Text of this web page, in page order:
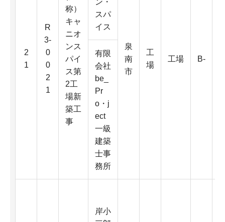
2
1
R
3-
0
0
2
1
称）
キャ
ニオ
ンス
パイ
ス第
2工
場新
築工
事
スパ
イス
泉
南
市
工
場
工場 B-
有限
会社
be_
Pr
o・j
ect
一級
建築
士事
務所
岸小